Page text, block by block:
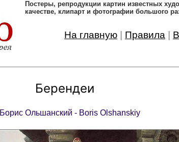
Постеры, pепродукции картин известных
качестве, клипарт и фотографии большого
На главную Правила
Берендеи
Борис Ольшанский - Boris Olshanskiy